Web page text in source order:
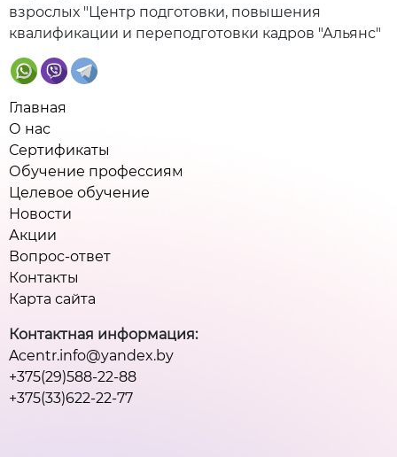
взрослых "Центр подготовки, повышения
квалификации и переподготовки кадров "Альянс"
Главная
О нас
Сертификаты
Обучение профессиям
Целевое обучение
Новости
Акции
Вопрос-ответ
Контакты
Карта сайта
Контактная информация:
Acentr.info@yandex.by
+375(29)588-22-88
+375(33)622-22-77